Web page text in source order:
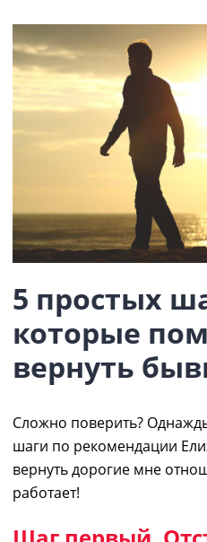
5 простых
которые
вернуть
Сложно поверить?
шаги по рекомендации
вернуть дорогие мне
работает!